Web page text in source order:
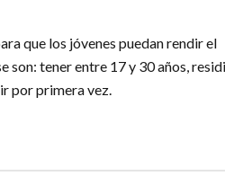
que los jóvenes puedan rendir el
son: tener entre 17 y 30 años,
por primera vez.